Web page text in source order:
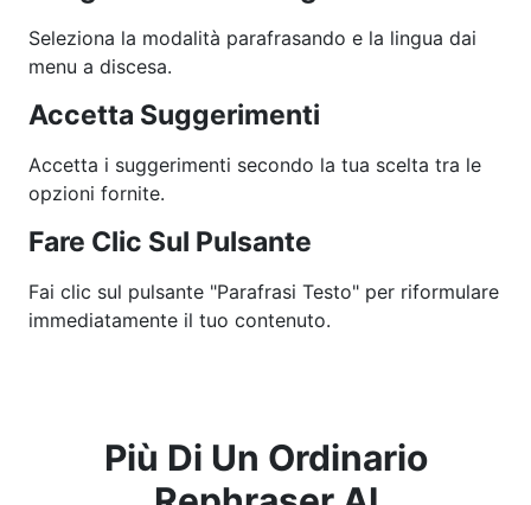
Seleziona la modalità parafrasando e la lingua dai
menu a discesa.
Accetta Suggerimenti
Accetta i suggerimenti secondo la tua scelta tra le
opzioni fornite.
Fare Clic Sul Pulsante
Fai clic sul pulsante "Parafrasi Testo" per riformulare
immediatamente il tuo contenuto.
Più Di Un Ordinario